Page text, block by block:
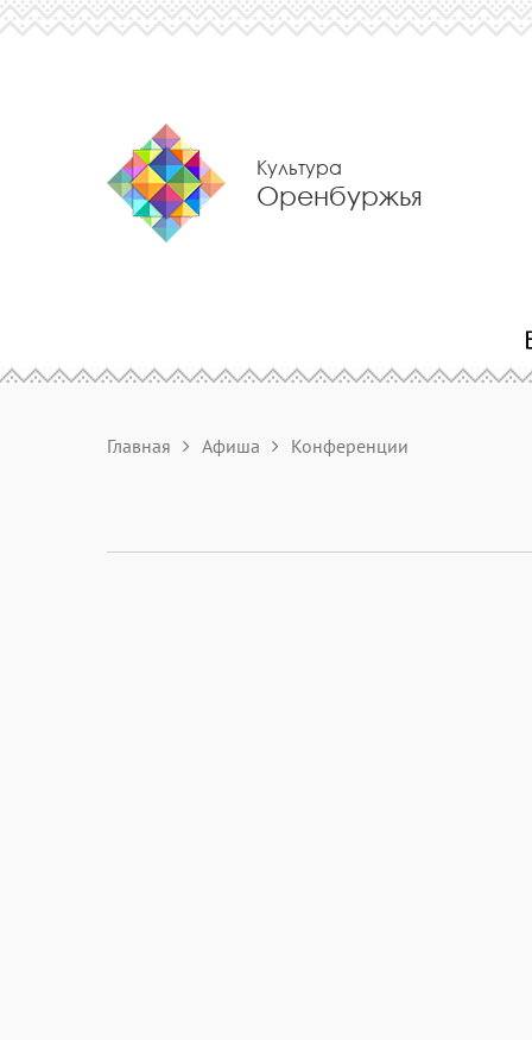
Культура
Оренбуржья
Главная Афиша Конференции